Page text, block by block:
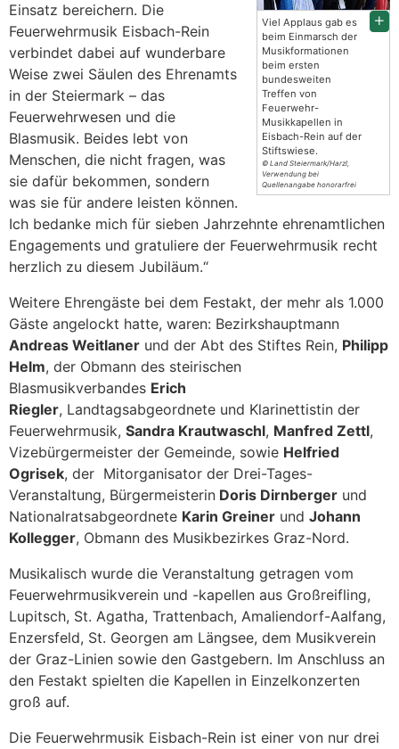
Viel Applaus gab es
beim Einmarsch der
Musikformationen
beim ersten
bundesweiten
Treffen von
Feuerwehr-
Musikkapellen in
Eisbach-Rein auf der
Stiftswiese.
© Land Steiermark/Harzl,
Verwendung bei
Quellenangabe honorarfrei
Einsatz bereichern. Die
Feuerwehrmusik Eisbach-Rein
verbindet dabei auf wunderbare
Weise zwei Säulen des Ehrenamts
in der Steiermark – das
Feuerwehrwesen und die
Blasmusik. Beides lebt von
Menschen, die nicht fragen, was
sie dafür bekommen, sondern
was sie für andere leisten können.
Ich bedanke mich für sieben Jahrzehnte ehrenamtlichen
Engagements und gratuliere der Feuerwehrmusik recht
herzlich zu diesem Jubiläum.“
Weitere Ehrengäste bei dem Festakt, der mehr als 1.000
Gäste angelockt hatte, waren: Bezirkshauptmann
Andreas Weitlaner und der Abt des Stiftes Rein, Philipp
Helm, der Obmann des steirischen
Blasmusikverbandes Erich
Riegler, Landtagsabgeordnete und Klarinettistin der
Feuerwehrmusik, Sandra Krautwaschl, Manfred Zettl,
Vizebürgermeister der Gemeinde, sowie Helfried
Ogrisek, der Mitorganisator der Drei-Tages-
Veranstaltung, Bürgermeisterin Doris Dirnberger und
Nationalratsabgeordnete Karin Greiner und Johann
Kollegger, Obmann des Musikbezirkes Graz-Nord.
Musikalisch wurde die Veranstaltung getragen vom
Feuerwehrmusikverein und -kapellen aus Großreifling,
Lupitsch, St. Agatha, Trattenbach, Amaliendorf-Aalfang,
Enzersfeld, St. Georgen am Längsee, dem Musikverein
der Graz-Linien sowie den Gastgebern. Im Anschluss an
den Festakt spielten die Kapellen in Einzelkonzerten
groß auf.
Die Feuerwehrmusik Eisbach-Rein ist einer von nur drei